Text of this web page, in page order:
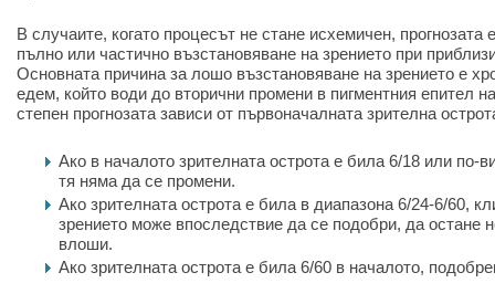
В случаите, когато процесът не стане исхемичен, прогнозата
пълно или частично възстановяване на зрението при
Основната причина за лошо възстановяване на зрението е
едем, който води до вторични промени в пигментния епител
степен прогнозата зависи от първоначалната зрителна
Ако в началото зрителната острота е била 6/18 или по-
тя няма да се промени.
Ако зрителната острота е била в диапазона 6/24-6/60,
зрението може впоследствие да се подобри, да остане
влоши.
Ако зрителната острота е била 6/60 в началото,